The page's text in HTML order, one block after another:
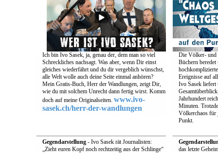
Ich bin Ivo Sasek, ja, genau der, dem man so viel
Schreckliches nachsagt. Was aber, wenn Dir einst
gleiches wiederfährt und du dir vergeblich wünschst,
alle Welt wolle auch deine Seite einmal anhören?
Mein Gratis-Buch, Herr der Wandlungen, zeigt Dir,
wie du mit solchem Unrecht dann fertig wirst. Komm
doch auf meine Originalseiten. www.ivo-
sasek.ch/herr-der-wandlungen
Die Völker- und
Büchern beredet
Ereignisse auf
Ivo Sasek liefert
Jahrhundert
Minuten.
Völkerchaos für
Punkt.
Gegendarstellung- Ivo Sasek rät Journalisten:
„Zieht euren Kopf noch rechtzeitig aus der Schlinge“
das letzte